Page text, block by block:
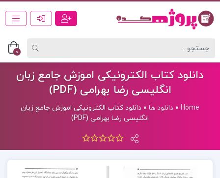
0
دانلود کتاب الکترونیکی اموزش جامع زبان
انگلیسی رضا بهرامی (PDF)
Home
» دانلود ها » دانلود کتاب الکترونیکی اموزش جامع زبان
انگلیسی رضا بهرامی (PDF)